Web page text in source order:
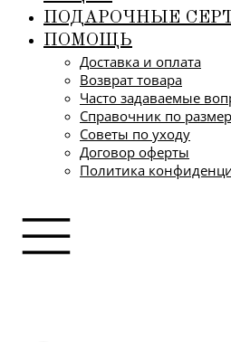
ПОДАРОЧНЫЕ
ПОМОЩЬ
Доставка и оплата
Возврат товара
Часто задаваемые
Справочник по
Советы по уходу
Договор оферты
Политика